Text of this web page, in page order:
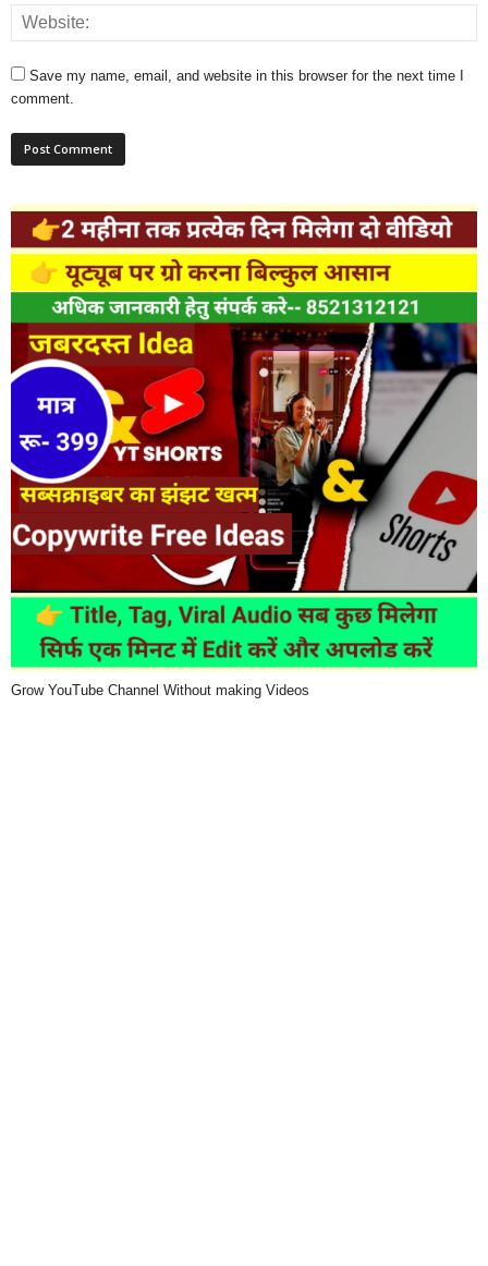
Save my name, email, and website in this browser for the next time I
comment.
Grow YouTube Channel Without making Videos